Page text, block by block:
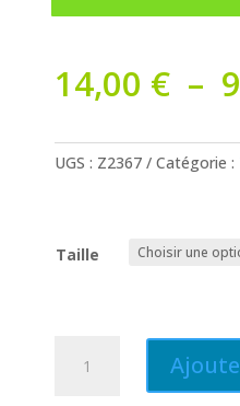
14,00 € –
UGS : Z2367 Catégorie :
Taille